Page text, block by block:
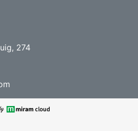
274